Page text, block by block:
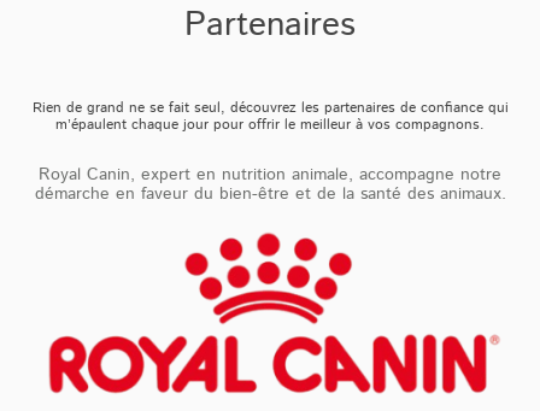
Partenaires
Rien de grand ne se fait seul, découvrez les partenaires de confiance qui
m’épaulent chaque jour pour offrir le meilleur à vos compagnons.
Royal Canin, expert en nutrition animale, accompagne notre
démarche en faveur du bien-être et de la santé des animaux.